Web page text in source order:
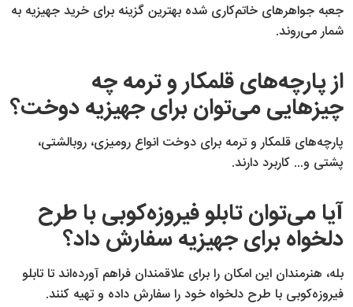
جعبه جواهرهای خاتم‌‌کاری شده بهترین گزینه برای خرید جهیزیه به
شمار می‌روند.
از پارچه‌های قلمکار و ترمه چه
چیزهایی می‌توان برای جهیزیه دوخت؟
پارچه‌های قلمکار و ترمه برای دوخت انواع رومیزی، روبالشتی،
پشتی و... کاربرد دارند.
آیا می‌توان تابلو فیروزه‌کوبی با طرح
دلخواه برای جهیزیه سفارش داد؟
بله، هنرمندان این امکان را برای علاقمندان فراهم آورده‌اند تا تابلو
فیروزه‌کوبی با طرح دلخواه خود را سفارش داده و تهیه کنند.